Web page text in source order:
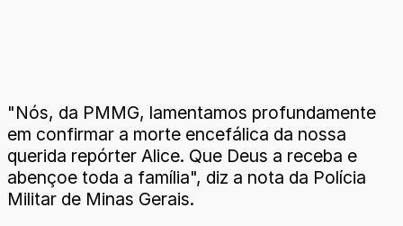
"Nós, da PMMG, lamentamos profundamente
em confirmar a morte encefálica da nossa
querida repórter Alice. Que Deus a receba e
abençoe toda a família", diz a nota da Polícia
Militar de Minas Gerais.